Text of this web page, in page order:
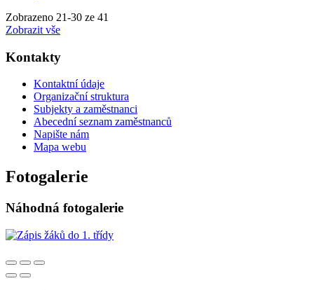
Zobrazeno 21-30 ze 41
Zobrazit vše
Kontakty
Kontaktní údaje
Organizační struktura
Subjekty a zaměstnanci
Abecední seznam zaměstnanců
Napište nám
Mapa webu
Fotogalerie
Náhodná fotogalerie